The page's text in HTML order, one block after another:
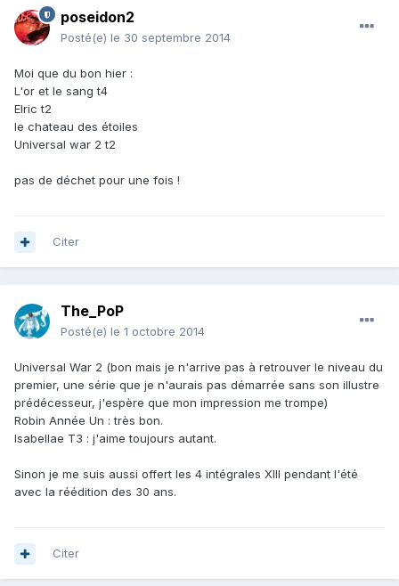
poseidon2
Posté(e) le 30 septembre 2014
Moi que du bon hier :
L'or et le sang t4
Elric t2
le chateau des étoiles
Universal war 2 t2
pas de déchet pour une fois !
Citer
The_PoP
Posté(e) le 1 octobre 2014
Universal War 2 (bon mais je n'arrive pas à retrouver le niveau du
premier, une série que je n'aurais pas démarrée sans son illustre
prédécesseur, j'espère que mon impression me trompe)
Robin Année Un : très bon.
Isabellae T3 : j'aime toujours autant.
Sinon je me suis aussi offert les 4 intégrales XIII pendant l'été
avec la réédition des 30 ans.
Citer